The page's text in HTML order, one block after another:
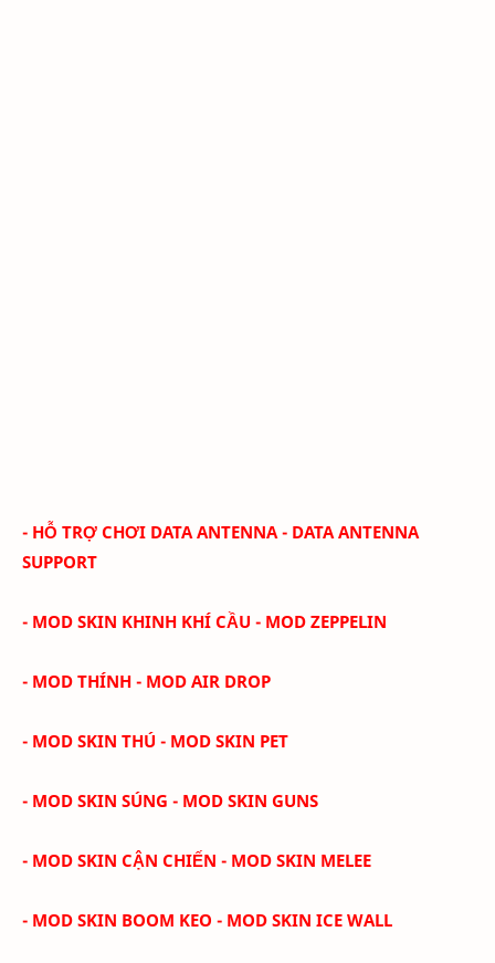
- HỖ TRỢ CHƠI DATA ANTENNA - DATA ANTENNA
SUPPORT
- MOD SKIN KHINH KHÍ CẦU - MOD ZEPPELIN
- MOD THÍNH - MOD AIR DROP
- MOD SKIN THÚ - MOD SKIN PET
- MOD SKIN SÚNG - MOD SKIN GUNS
- MOD SKIN CẬN CHIẾN - MOD SKIN MELEE
- MOD SKIN BOOM KEO - MOD SKIN ICE WALL